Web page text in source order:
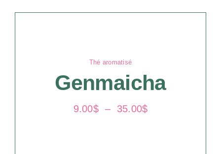
Thé aromatisé
Genmaicha
9.00$ – 35.00$Plage